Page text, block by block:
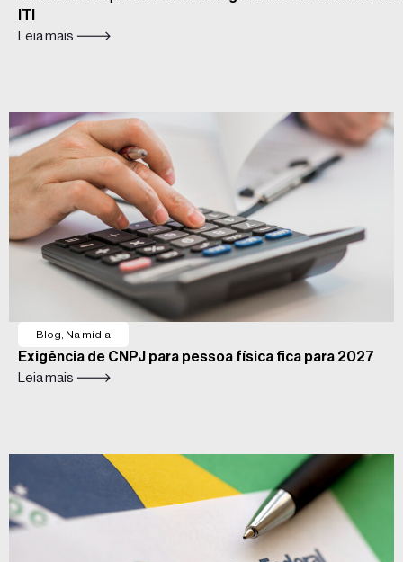
ITI
Leia mais 🡒
Blog Na mídia
Exigência de CNPJ para pessoa física fica para 2027
Leia mais 🡒